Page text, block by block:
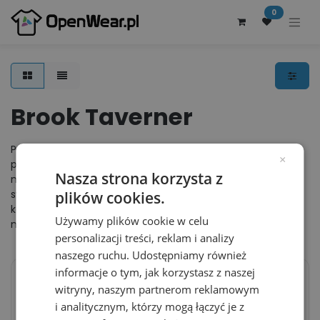
0
Brook Taverner
Prestiżowa marka Brook Taverner z Anglii jest wiodącym
producentem eleganckiej odzieży reklamowej dla
mężczyzn. Firma z ponad 100letnią tradycją posiada w
swojej ofercie takie produkty, jak: płaszcze, marynarki,
koszule, krawaty, a także bieliznę oraz akcesoria (spinki do
mankietów, paski).
Kamizelka Damska Slim
Poliester BR670 - Black
Marynarka meska slim
jednorzedowa BR651 -
×
Nasza strona korzysta z
plików cookies.
Używamy plików cookie w celu
personalizacji treści, reklam i analizy
naszego ruchu. Udostępniamy również
informacje o tym, jak korzystasz z naszej
witryny, naszym partnerom reklamowym
i analitycznym, którzy mogą łączyć je z